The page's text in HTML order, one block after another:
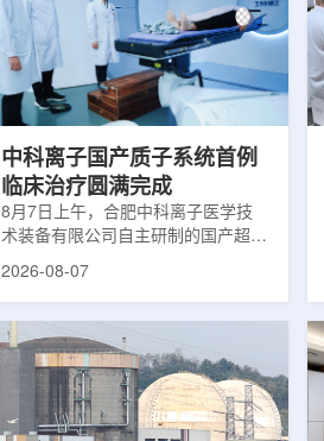
中科离子国产质子系统首例
临床治疗圆满完成
8月7日上午，合肥中科离子医学技
术装备有限公司自主研制的国产超导
回旋质子治疗系统，在合肥离子医学
治疗系统的重要突破。本例受试者为
肺癌患者。试验所用的超导质子治疗
系统，搭载中科离子自主研发的
SC240超导回旋加速器，具有超大照
射野、360°全周束流配送能力。治
2026-08-07